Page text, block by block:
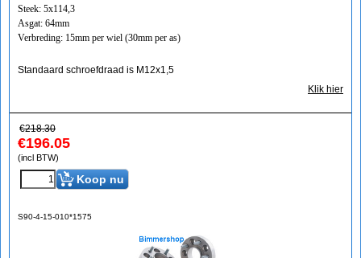
Steek: 5x114,3
Asgat: 64mm
Verbreding: 15mm per wiel (30mm per as)
Standaard schroefdraad is M12x1,5
Klik hier
€218.30
€196.05
(incl BTW)
Koop nu
S90-4-15-010*1575